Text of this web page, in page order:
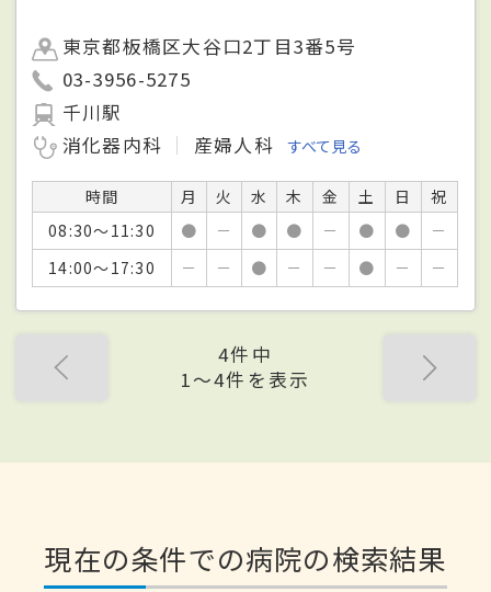
東京都板橋区大谷口2丁目3番5号
03-3956-5275
千川駅
消化器内科
産婦人科 すべて見る
時間 月 火 水 木 金 土 日
祝
08:30～11:30
● － ● ● － ● ●
－
14:00～17:30
－ － ● － － ● － －
4件中
1〜4件を表示
現在の条件での病院の検索結果